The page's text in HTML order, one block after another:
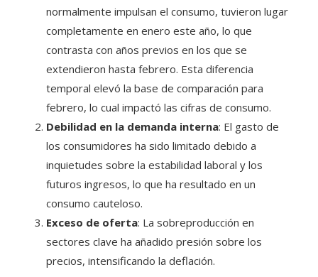
normalmente impulsan el consumo, tuvieron lugar
completamente en enero este año, lo que
contrasta con años previos en los que se
extendieron hasta febrero. Esta diferencia
temporal elevó la base de comparación para
febrero, lo cual impactó las cifras de consumo.
Debilidad en la demanda interna: El gasto de
los consumidores ha sido limitado debido a
inquietudes sobre la estabilidad laboral y los
futuros ingresos, lo que ha resultado en un
consumo cauteloso.
Exceso de oferta: La sobreproducción en
sectores clave ha añadido presión sobre los
precios, intensificando la deflación.